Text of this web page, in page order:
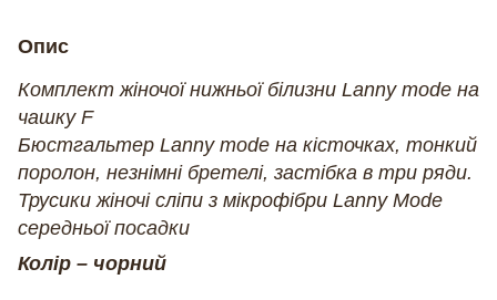
Опис
Комплект жіночої нижньої білизни Lanny mode на
чашку F
Бюстгальтер Lanny mode на кісточках, тонкий
поролон, незнімні бретелі, застібка в три ряди.
Трусики жіночі сліпи з мікрофібри Lanny Mode
середньої посадки
Колір – чорний